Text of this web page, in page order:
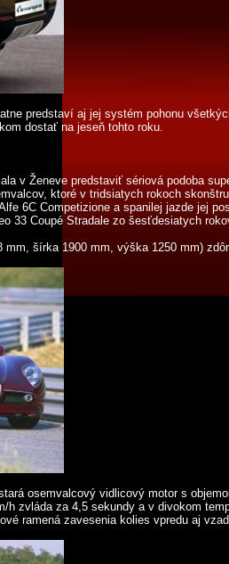
predstaví aj jej systém pohonu
dostať na jeseň tohto roku.
v Ženeve predstaviť sériová podoba
ktoré v tridsiatych rokoch
6C Competizione a spanilej jazde jej
33 Coupé Stradale zo šesťdesiatych
šírka 1900 mm, výška 1250 mm)
osemvalcový vidlicový motor s
h zvláda za 4,5 sekundy a v divokom
ramená zavesenia kolies vpredu aj